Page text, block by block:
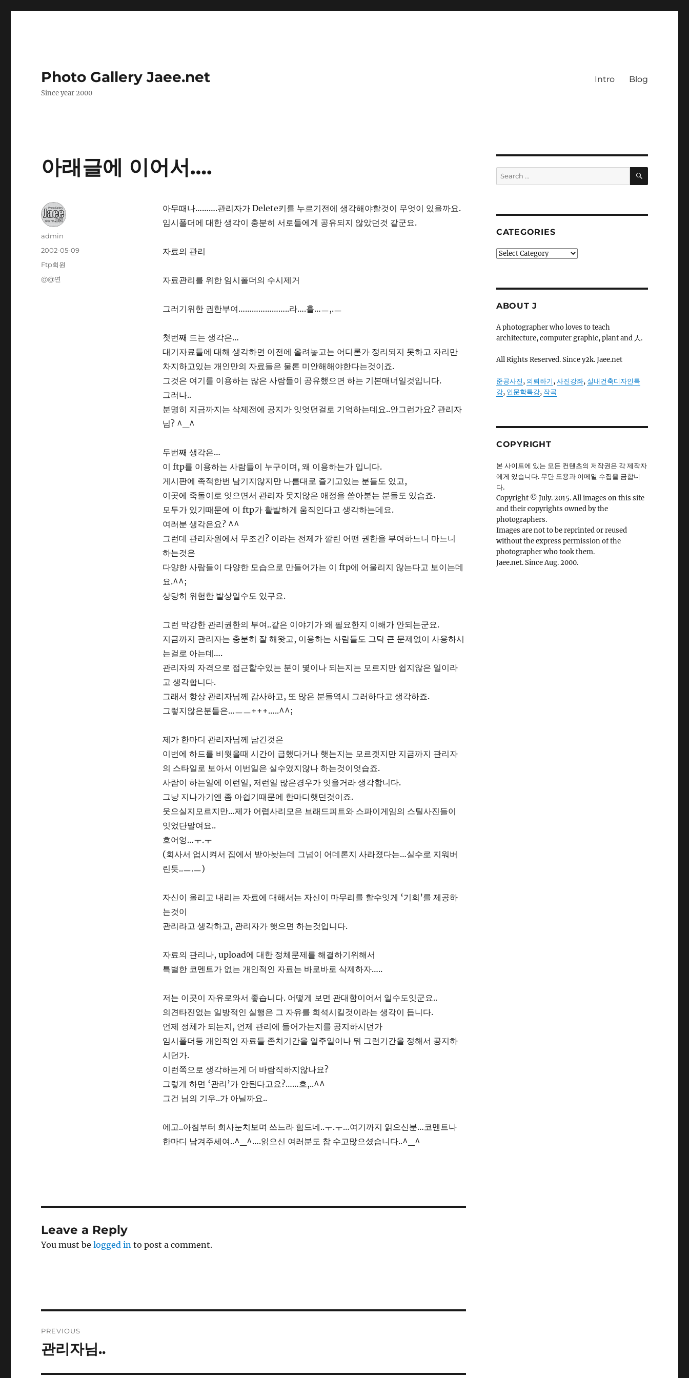
Photo Gallery Jaee.net
Since year 2000
Intro Blog
아래글에 이어서….
아무때나……….관리자가 Delete키를 누르기전에 생각해야할것이 무엇이 있을까요.
임시폴더에 대한 생각이 충분히 서로들에게 공유되지 않았던것 같군요.
자료의 관리
자료관리를 위한 임시폴더의 수시제거
그러기위한 권한부여…………………..라….흘…ㅡ,.ㅡ
첫번째 드는 생각은…
대기자료들에 대해 생각하면 이전에 올려놓고는 어디론가 정리되지 못하고 자리만
차지하고있는 개인만의 자료들은 물론 미안해해야한다는것이죠.
그것은 여기를 이용하는 많은 사람들이 공유했으면 하는 기본매너일것입니다.
그러나..
분명히 지금까지는 삭제전에 공지가 잇엇던걸로 기억하는데요..안그런가요? 관리자
님? ^_^
두번째 생각은…
이 ftp를 이용하는 사람들이 누구이며, 왜 이용하는가 입니다.
게시판에 족적한번 남기지않지만 나름대로 즐기고있는 분들도 있고,
이곳에 죽돌이로 잇으면서 관리자 못지않은 애정을 쏟아붇는 분들도 있습죠.
모두가 있기때문에 이 ftp가 활발하게 움직인다고 생각하는데요.
여러분 생각은요? ^^
그런데 관리차원에서 무조건? 이라는 전제가 깔린 어떤 권한을 부여하느니 마느니
하는것은
다양한 사람들이 다양한 모습으로 만들어가는 이 ftp에 어울리지 않는다고 보이는데
요.^^;
상당히 위험한 발상일수도 있구요.
그런 막강한 관리권한의 부여..같은 이야기가 왜 필요한지 이해가 안되는군요.
지금까지 관리자는 충분히 잘 해왓고, 이용하는 사람들도 그닥 큰 문제없이 사용하시
는걸로 아는데….
관리자의 자격으로 접근할수있는 분이 몇이나 되는지는 모르지만 쉽지않은 일이라
고 생각합니다.
그래서 항상 관리자님께 감사하고, 또 많은 분들역시 그러하다고 생각하죠.
그렇지않은분들은…ㅡㅡ+++…..^^;
제가 한마디 관리자님께 남긴것은
이번에 하드를 비웟을때 시간이 급했다거나 햇는지는 모르겟지만 지금까지 관리자
의 스타일로 보아서 이번일은 실수였지않나 하는것이엇습죠.
사람이 하는일에 이런일, 저런일 많은경우가 잇을거라 생각합니다.
그냥 지나가기엔 좀 아쉽기때문에 한마디햇던것이죠.
웃으실지모르지만…제가 어렵사리모은 브래드피트와 스파이게임의 스틸사진들이
잇었단말여요..
흐어엉…ㅜ.ㅜ
(회사서 업시켜서 집에서 받아놧는데 그넘이 어데론지 사라졌다는…실수로 지워버
린듯..ㅡ.ㅡ)
자신이 올리고 내리는 자료에 대해서는 자신이 마무리를 할수잇게 ‘기회’를 제공하
는것이
관리라고 생각하고, 관리자가 햇으면 하는것입니다.
자료의 관리나, upload에 대한 정체문제를 해결하기위해서
특별한 코멘트가 없는 개인적인 자료는 바로바로 삭제하자…..
저는 이곳이 자유로와서 좋습니다. 어떻게 보면 관대함이어서 일수도잇군요..
의견타진없는 일방적인 실행은 그 자유를 희석시킬것이라는 생각이 듭니다.
언제 정체가 되는지, 언제 관리에 들어가는지를 공지하시던가
임시폴더등 개인적인 자료들 존치기간을 일주일이나 뭐 그런기간을 정해서 공지하
시던가.
이런쪽으로 생각하는게 더 바람직하지않나요?
그렇게 하면 ‘관리’가 안된다고요?……흐,..^^
그건 님의 기우..가 아닐까요..
에고..아침부터 회사눈치보며 쓰느라 힘드네..ㅜ.ㅜ…여기까지 읽으신분…코멘트나
한마디 남겨주세여..^_^….읽으신 여러분도 참 수고많으셨습니다..^_^
Author
admin
Posted
2002-05-09
Categories
Ftp회원
Tags
@@연
Leave a Reply
You must belogged in to post a comment.
navigation
PREVIOUS
Previous
관리자님..
Search
for:
SEARCH
CATEGORIES
Categories
ABOUT J
A photographer who loves to teach
architecture, computer graphic, plant and 人.
All Rights Reserved. Since y2k. Jaee.net
준공사진, 의뢰하기,사진강좌, 실내건축디자인특
강, 인문학특강, 작곡
COPYRIGHT
본 사이트에 있는 모든 컨텐츠의 저작권은 각 제작자
에게 있습니다. 무단 도용과 이메일 수집을 금합니
다.
Copyright © July. 2015. All images on this site
and their copyrights owned by the
photographers.
Images are not to be reprinted or reused
without the express permission of the
photographer who took them.
Jaee.net. Since Aug. 2000.